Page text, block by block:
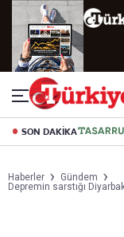
SON DAKİKA
Haberler
Gündem
Depremin sarstığı